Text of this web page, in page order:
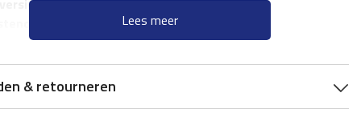
Nee
Lees meer
& retourneren